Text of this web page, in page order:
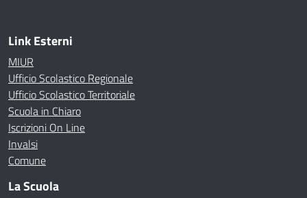
Link Esterni
MIUR
Ufficio Scolastico Regionale
Ufficio Scolastico Territoriale
Scuola in Chiaro
Iscrizioni On Line
Invalsi
Comune
La Scuola